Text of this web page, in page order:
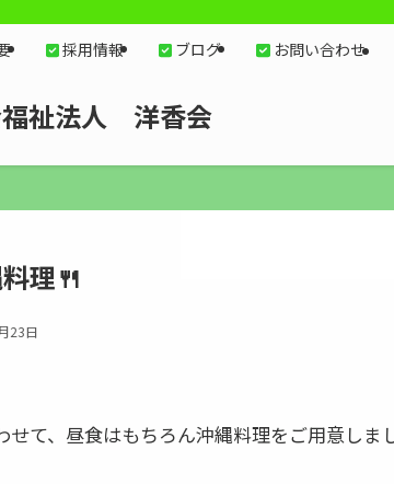
祉法人 洋香会
採用情報 ブログ お問い合わせ
理🍴
23日
せて、昼食はもちろん沖縄料理をご用意し